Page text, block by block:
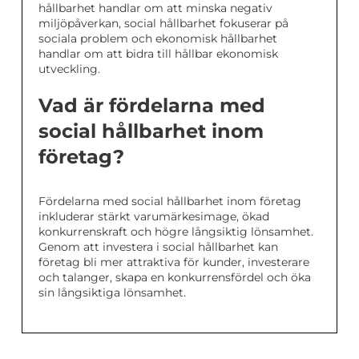
hållbarhet handlar om att minska negativ
miljöpåverkan, social hållbarhet fokuserar på
sociala problem och ekonomisk hållbarhet
handlar om att bidra till hållbar ekonomisk
utveckling.
Vad är fördelarna med
social hållbarhet inom
företag?
Fördelarna med social hållbarhet inom företag
inkluderar stärkt varumärkesimage, ökad
konkurrenskraft och högre långsiktig lönsamhet.
Genom att investera i social hållbarhet kan
företag bli mer attraktiva för kunder, investerare
och talanger, skapa en konkurrensfördel och öka
sin långsiktiga lönsamhet.